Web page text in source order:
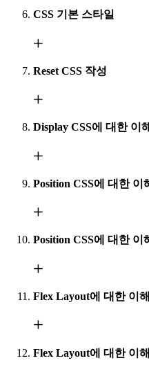
CSS 기본 스타일
Reset CSS 작성
Display CSS에 대한 이
Position CSS에 대한 이
Position CSS에 대한 이
Flex Layout에 대한 이
Flex Layout에 대한 이